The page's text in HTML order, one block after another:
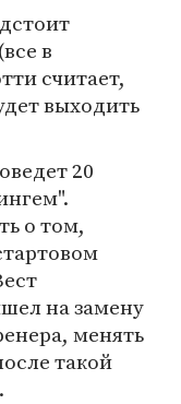
в
считает,
выходить
20
о том,
на замену
менять
такой